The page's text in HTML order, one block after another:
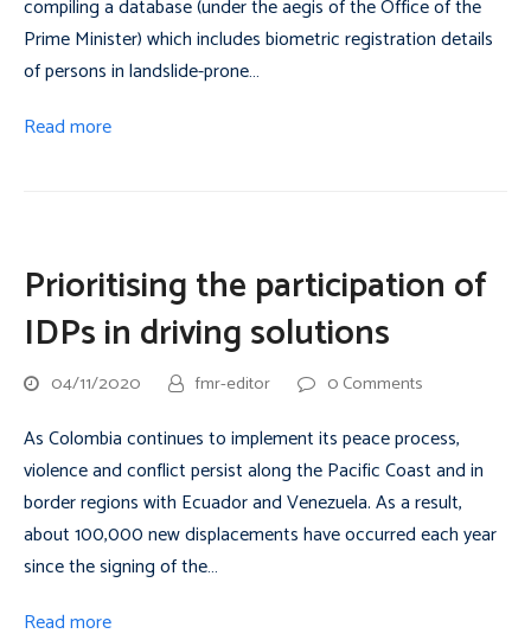
compiling a database (under the aegis of the Office of the
Prime Minister) which includes biometric registration details
of persons in landslide-prone…
Read more
Prioritising the participation of
IDPs in driving solutions
04/11/2020 fmr-editor 0 Comments
As Colombia continues to implement its peace process,
violence and conflict persist along the Pacific Coast and in
border regions with Ecuador and Venezuela. As a result,
about 100,000 new displacements have occurred each year
since the signing of the…
Read more